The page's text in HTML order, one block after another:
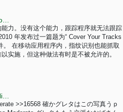
力。没有这个能力，跟踪程序就无法跟踪
年发布过一篇题为“ Cover Your Tracks
在移动应用程序内，指纹识别也能抓取
实施，但这种做法有时是不被允许的。
>>16568 確かグレタはこの写真うｐ